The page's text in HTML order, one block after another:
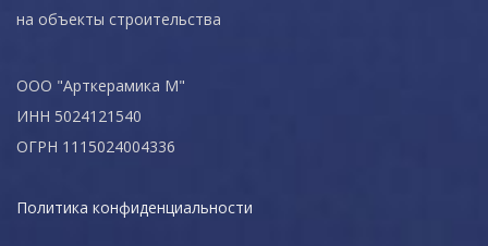
на объекты строительства
ООО "Арткерамика М"
ИНН 5024121540
ОГРН 1115024004336
Политика конфиденциальности